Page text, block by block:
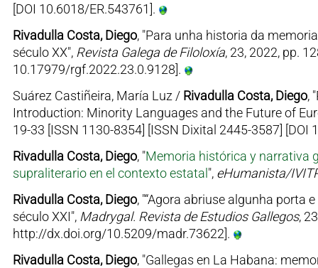
[DOI 10.6018/ER.543761].
Rivadulla Costa, Diego, "Para unha historia da
século XX", Revista Galega de Filoloxía, 23, 2022, pp.
10.17979/rgf.2022.23.0.9128].
Suárez Castiñeira, María Luz / Rivadulla Costa, Diego,
Introduction: Minority Languages and the Future of
19-33 [ISSN 1130-8354] [ISSN Dixital 2445-3587]
Rivadulla Costa, Diego, "Memoria histórica y narrativa
supraliterario en el contexto estatal ", eHumanista/
Rivadulla Costa, Diego, "“Agora abriuse algunha porta
século XXI", Madrygal. Revista de Estudios Gallegos,
http://dx.doi.org/10.5209/madr.73622].
Rivadulla Costa, Diego, "Gallegas en La Habana: